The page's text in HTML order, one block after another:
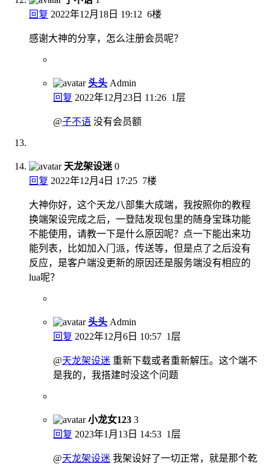
回复 2022年12月18日 19:12 6楼
感谢大神的分享，怎么注册会员呢？
头头 Admin
回复 2022年12月23日 11:26 1层
@子不语 没有会员额
天龙架设迷 0
回复 2022年12月4日 17:25 7楼
大神你好，这个天龙八部集大成端，我按照你的教程
换端架设完成之后，一登陆发现包里的随身宝珠功能
不能使用，请教一下是什么原因呢？点一下能出来功
能列表，比如加入门派，传送等，但是点了之后没有
反应，是客户端没更新的原因还是服务端没有相应的
lua呢？
头头 Admin
回复 2022年12月6日 10:57 1层
@天龙架设迷 重新下载或者重新解压。这个端不
是我的，我搭建时没这个问题
小龙女123 3
回复 2023年1月13日 14:53 1层
@天龙架设迷 我架设好了一切正常，就是那个乾